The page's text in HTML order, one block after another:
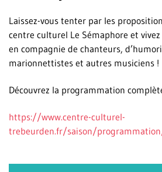
Laissez-vous tenter par les
centre culturel Le Sémaphore et
en compagnie de chanteurs,
marionnettistes et autres musiciens !
Découvrez la programmation
https://www.centre-culturel-
trebeurden.fr/saison/